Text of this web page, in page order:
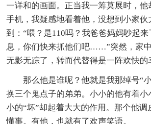
一详和的画面。正当我一筹莫展时，他
手机，我疑感地看着他，没想到小家伙
到：“喂？是110吗？我爸爸妈妈吵起
息，你们快来抓他们吧……”突然，家
无影无踪了，转而代替得是一阵欢快的
那么他是谁呢？他就是我那绰号“
换三个鬼点子的弟弟。小小的他有着小
小的“坏”却起着大大的作用。那个他调
懂事。有他，也就有了欢声笑语。